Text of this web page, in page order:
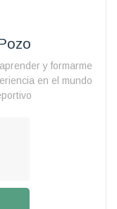
y formarme
en el mundo